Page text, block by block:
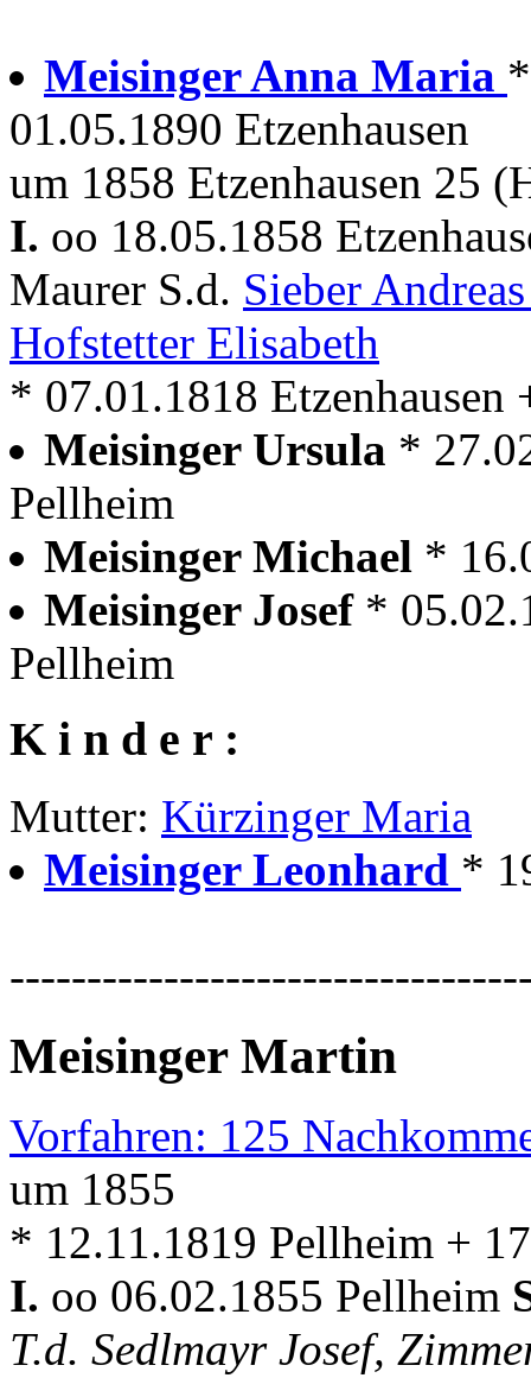
Meisinger Anna Maria
01.05.1890 Etzenhausen
um 1858 Etzenhausen 25
I. oo 18.05.1858
Maurer S.d. Sieber
Hofstetter Elisabeth
* 07.01.1818 Etzenhausen
Meisinger Ursula *
Pellheim
Meisinger Michael *
Meisinger Josef *
Pellheim
K i n d e r :
Mutter: Kürzinger Maria
Meisinger Leonhard *
Meisinger Martin
Vorfahren: 125
um 1855
* 12.11.1819 Pellheim +
I. oo 06.02.1855 Pellheim
T.d. Sedlmayr Josef,